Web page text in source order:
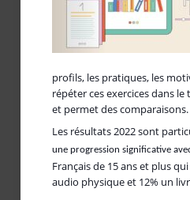
profils, les pratiques, les
répéter ces exercices dans
et permet des comparaisons.
Les résultats 2022 sont
une progression significative
Français de 15 ans et plus
audio physique et 12% un